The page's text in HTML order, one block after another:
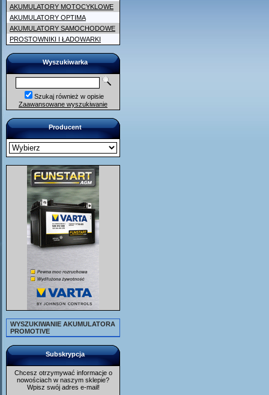
AKUMULATORY MOTOCYKLOWE
AKUMULATORY OPTIMA
AKUMULATORY SAMOCHODOWE
PROSTOWNIKI I ŁADOWARKI
Wyszukiwarka
Szukaj również w opisie
Zaawansowane wyszukiwanie
Producent
WYSZUKIWANIE AKUMULATORA
PROMOTIVE
Subskrypcja
Chcesz otrzymywać informacje o
nowościach w naszym sklepie?
Wpisz swój adres e-mail!